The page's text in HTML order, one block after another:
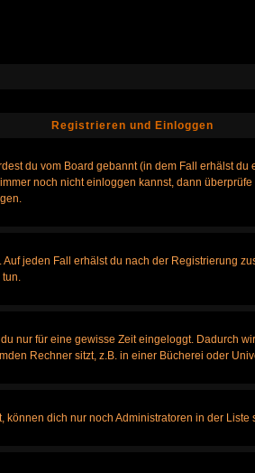
Registrieren und Einloggen
du vom Board gebannt (in dem Fall erhälst
noch nicht einloggen kannst, dann
jeden Fall erhälst du nach der Registrierung
tun.
nur für eine gewisse Zeit eingeloggt. Dadurch
Rechner sitzt, z.B. in einer Bücherei oder
können dich nur noch Administratoren in der